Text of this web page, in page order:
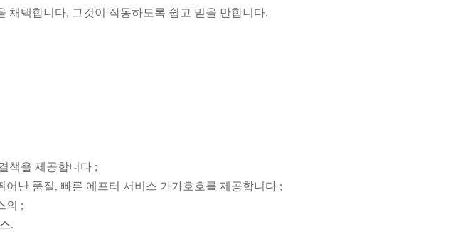
채택합니다, 그것이 작동하도록 쉽고 믿을 만합니다.
책을 제공합니다 ;
난 품질, 빠른 에프터 서비스 가가호호를 제공합니다 ;
의 ;
.